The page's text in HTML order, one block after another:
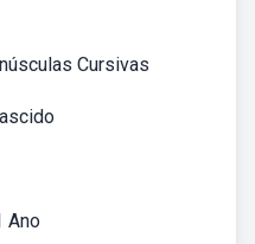
Cursivas
Ano